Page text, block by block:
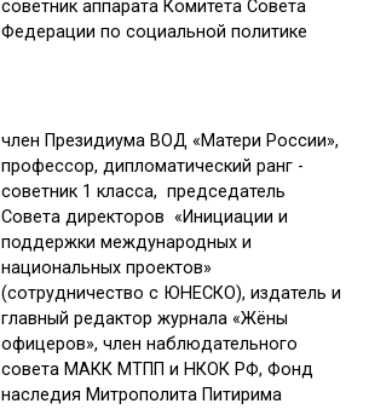
советник аппарата Комитета Совета
Федерации по социальной политике
член Президиума ВОД «Матери России»,
профессор, дипломатический ранг -
советник 1 класса, председатель
Совета директоров «Инициации и
поддержки международных и
национальных проектов»
(сотрудничество с ЮНЕСКО), издатель и
главный редактор журнала «Жёны
офицеров», член наблюдательного
совета МАКК МТПП и НКОК РФ, Фонд
наследия Митрополита Питирима